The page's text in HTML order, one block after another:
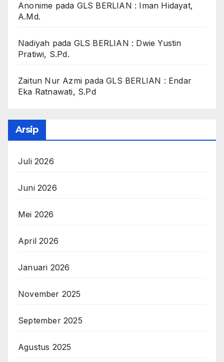
Anonime pada GLS BERLIAN : Iman Hidayat,
A.Md.
Nadiyah pada GLS BERLIAN : Dwie Yustin
Pratiwi, S.Pd.
Zaitun Nur Azmi padaGLS BERLIAN : Endar
Eka Ratnawati, S.Pd
Arsip
Juli 2026
Juni 2026
Mei 2026
April 2026
Januari 2026
November 2025
September 2025
Agustus 2025